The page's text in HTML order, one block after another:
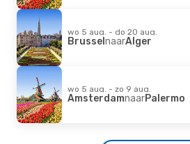
wo 5 aug. - do 20 aug.
BrusselnaarAlger
wo 5 aug. - zo 9 aug.
AmsterdamnaarPalermo